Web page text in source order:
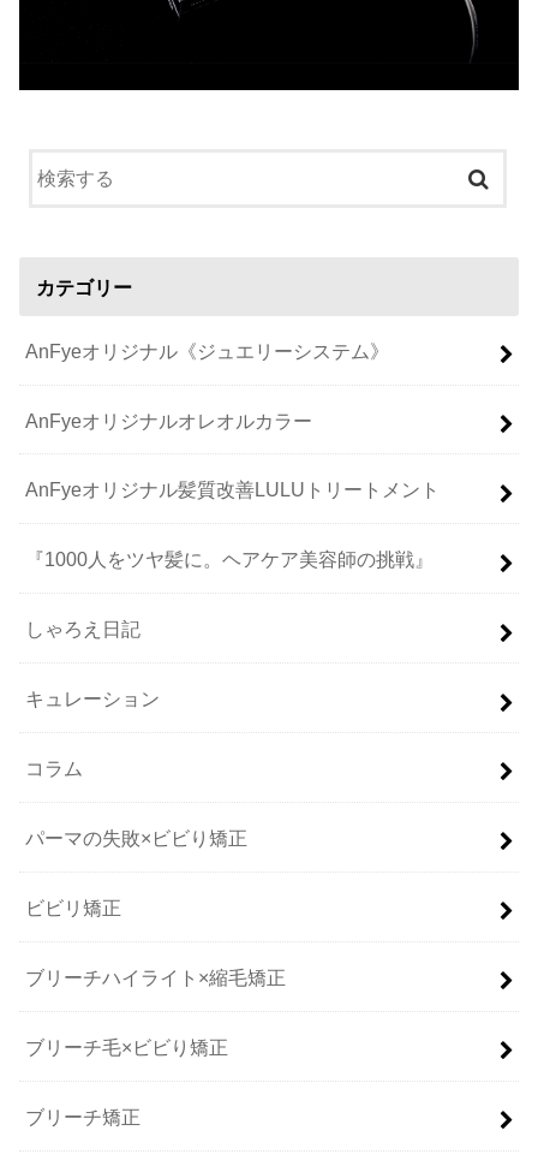
カテゴリー
AnFyeオリジナル《ジュエリーシステム》
AnFyeオリジナルオレオルカラー
AnFyeオリジナル髪質改善LULUトリートメント
『1000人をツヤ髪に。ヘアケア美容師の挑戦』
しゃろえ日記
キュレーション
コラム
パーマの失敗×ビビり矯正
ビビリ矯正
ブリーチハイライト×縮毛矯正
ブリーチ毛×ビビり矯正
ブリーチ矯正